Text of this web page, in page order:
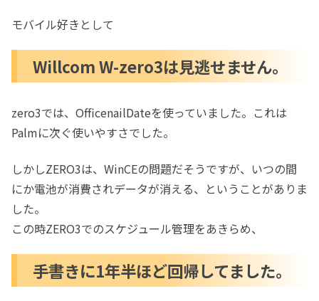
モバイル好きとして
Willcom W-zero3は見逃せません。
zero3では、OfficenailDateを使っていました。これは
Palmに次ぐ使いやすさでした。
しかしZERO3は、WinCEの問題だそうですが、いつの間
にか電池が消費されデータが消える、ということがありま
した。
この時ZERO3でのスケジュール管理をあきらめ、
手書きに1年半ほど回帰してました。